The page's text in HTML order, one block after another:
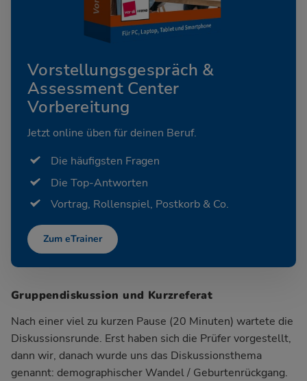
Vorstellungsgespräch &
Assessment Center
Vorbereitung
Jetzt online üben für deinen Beruf.
Die häufigsten Fragen
Die Top-Antworten
Vortrag, Rollenspiel, Postkorb & Co.
Zum eTrainer
Gruppendiskussion und Kurzreferat
Nach einer viel zu kurzen Pause (20 Minuten) wartete die
Diskussionsrunde. Erst haben sich die Prüfer vorgestellt,
dann wir, danach wurde uns das Diskussionsthema
genannt: demographischer Wandel / Geburtenrückgang.